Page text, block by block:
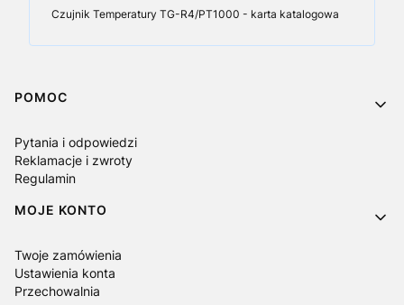
Czujnik Temperatury TG-R4/PT1000 - karta katalogowa
Linki w stopce
POMOC
Pytania i odpowiedzi
Reklamacje i zwroty
Regulamin
MOJE KONTO
Twoje zamówienia
Ustawienia konta
Przechowalnia